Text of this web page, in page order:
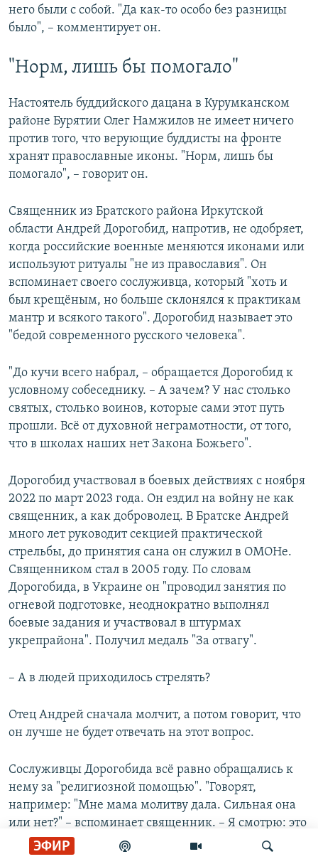
ЭФИР
него были с собой. "Да как-то особо без разницы
было", – комментирует он.
"Норм, лишь бы помогало"
Настоятель буддийского дацана в Курумканском
районе Бурятии Олег Намжилов не имеет ничего
против того, что верующие буддисты на фронте
хранят православные иконы. "Норм, лишь бы
помогало", – говорит он.
Священник из Братского района Иркутской
области Андрей Дорогобид, напротив, не одобряет,
когда российские военные меняются иконами или
используют ритуалы "не из православия". Он
вспоминает своего сослуживца, который "хоть и
был крещёным, но больше склонялся к практикам
мантр и всякого такого". Дорогобид называет это
"бедой современного русского человека".
"До кучи всего набрал, – обращается Дорогобид к
условному собеседнику. – А зачем? У нас столько
святых, столько воинов, которые сами этот путь
прошли. Всё от духовной неграмотности, от того,
что в школах наших нет Закона Божьего".
Дорогобид участвовал в боевых действиях с ноября
2022 по март 2023 года. Он ездил на войну не как
священник, а как доброволец. В Братске Андрей
много лет руководит секцией практической
стрельбы, до принятия сана он служил в ОМОНе.
Священником стал в 2005 году. По словам
Дорогобида, в Украине он "проводил занятия по
огневой подготовке, неоднократно выполнял
боевые задания и участвовал в штурмах
укрепрайона". Получил медаль "За отвагу".
– А в людей приходилось стрелять?
Отец Андрей сначала молчит, а потом говорит, что
он лучше не будет отвечать на этот вопрос.
Сослуживцы Дорогобида всё равно обращались к
нему за "религиозной помощью". "Говорят,
например: "Мне мама молитву дала. Сильная она
или нет?" – вспоминает священник. – Я смотрю: это
"Отче наш". Отвечаю: "Это основная молитва,
молись, конечно".